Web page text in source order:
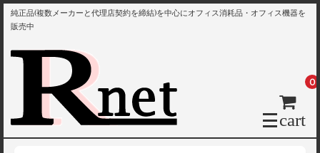
純正品(複数メーカーと代理店契約を締結)を中心にオフィス消耗品・オフィス機器を
販売中
cart
0